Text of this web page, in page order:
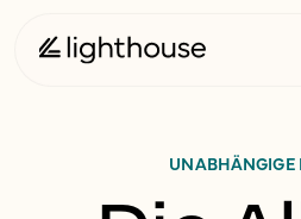
UNABHÄNGIGE